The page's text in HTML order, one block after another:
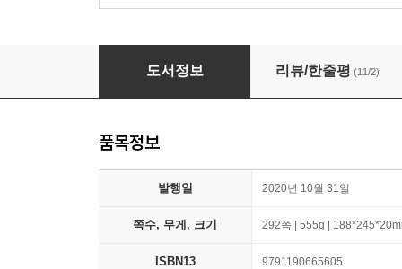
매출 팍팍 포토샵 상세 페이지 디자인
도서정보 리뷰/한줄평 (11/2)
품목정보
발행일 2020년 10월 31일
쪽수, 무게, 크기 292쪽 | 555g |
ISBN13 9791190665605